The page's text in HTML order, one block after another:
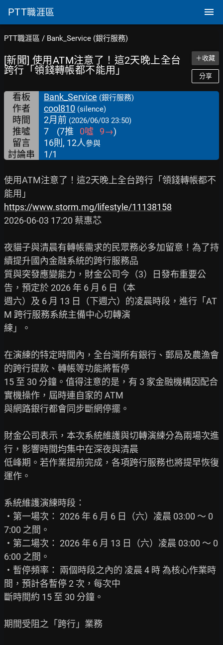
PTT職涯區
PTT職涯區 / Bank_Service (銀行服務)
[新聞] 使用ATM注意了！這2天晚上全台
跨行「領錢轉帳都不能用」
＋收藏
分享
看板 Bank_Service (銀行服務)
作者 cool810 (silence)
時間 2月前 (2026/06/03 23:50)
推噓 7 (7推 0噓 9→)
留言
16則, 12人參與
討論串 1/1
使用ATM注意了！這2天晚上全台跨行「領錢轉帳都不
https://www.storm.mg/lifestyle/11138158
2026-06-03 17:20 蔡惠芯
夜貓子與清晨有轉帳需求的民眾務必多加留意！為了持
續提升國內金融系統的跨行服務品
質與突發應變能力，財金公司今（3）日發布重要公
告，預定於 2026 年 6 月 6 日（本
週六）及 6 月 13 日（下週六）的凌晨時段，進行「AT
M 跨行服務系統主備中心切轉演
練」。
在演練的特定時間內，全台灣所有銀行、郵局及農漁會
的跨行提款、轉帳等功能將暫停
15 至 30 分鐘。值得注意的是，有 3 家金融機構因配合
實機操作，屆時連自家的 ATM
與網路銀行都會同步斷網停擺。
財金公司表示，本次系統維護與切轉演練分為兩場次進
行，影響時間均集中在深夜與清晨
低峰期。若作業提前完成，各項跨行服務也將提早恢復
運作。
系統維護演練時段：
‧第一場次： 2026 年 6 月 6 日（六）凌晨 03:00 ～ 0
7:00 之間。
‧第二場次： 2026 年 6 月 13 日（六）凌晨 03:00 ～ 0
6:00 之間。
‧暫停頻率： 兩個時段之內的 凌晨 4 時 為核心作業時
間，預計各暫停 2 次，每次中
斷時間約 15 至 30 分鐘。
期間受阻之「跨行」業務